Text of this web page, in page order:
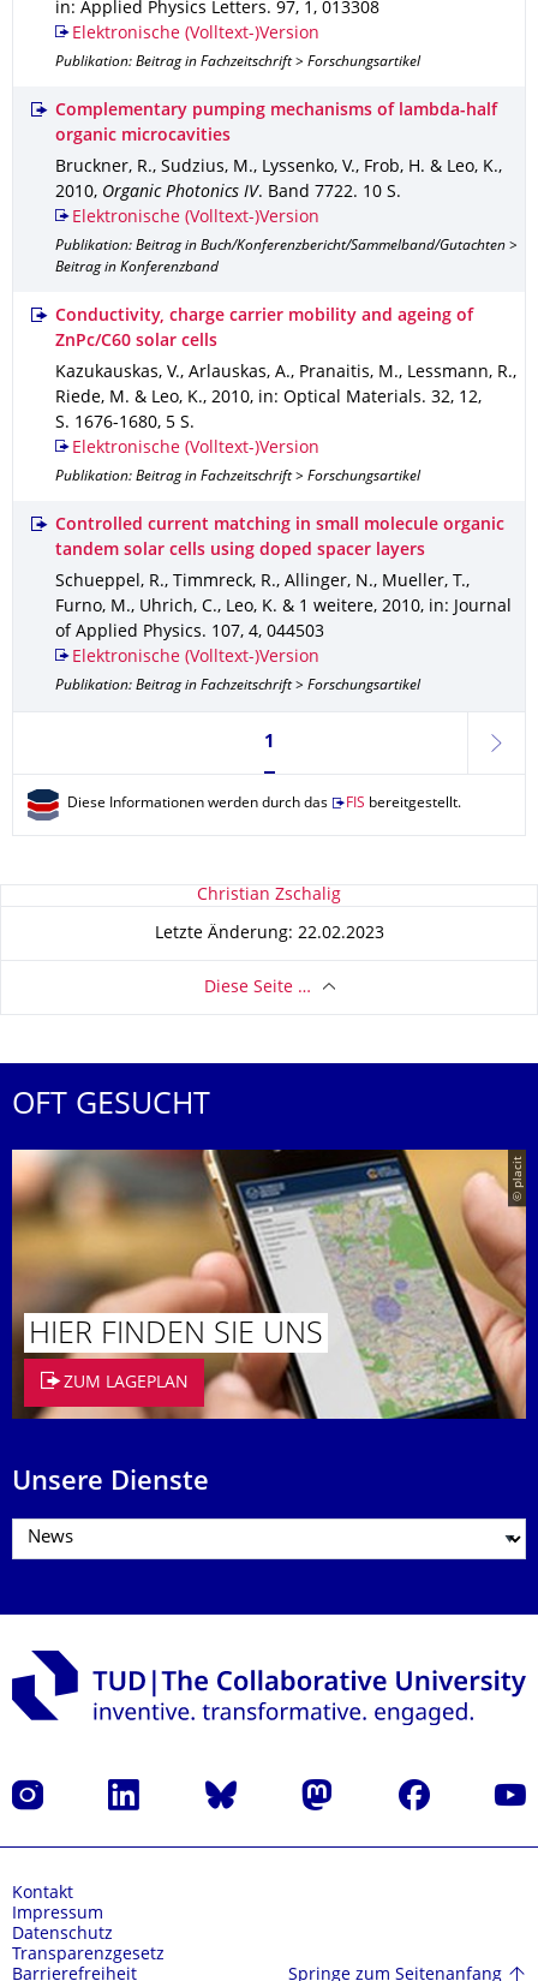
in: Applied Physics Letters. 97, 1 , 013308
Elektronische (Volltext-)Version
Publikation: Beitrag in Fachzeitschrift > Forschungsartikel
Complementary pumping mechanisms of lambda-half
organic microcavities
Bruckner, R., Sudzius, M., Lyssenko, V., Frob, H. & Leo, K.,
2010, Organic Photonics IV. Band 7722. 10 S.
Elektronische (Volltext-)Version
Publikation: Beitrag in Buch/Konferenzbericht/Sammelband/Gutachten >
Beitrag in Konferenzband
Conductivity, charge carrier mobility and ageing of
ZnPc/C60 solar cells
Kazukauskas, V., Arlauskas, A., Pranaitis, M., Lessmann, R.,
Riede, M. & Leo, K., 2010, in: Optical Materials. 32, 12,
S. 1676-1680, 5 S.
Elektronische (Volltext-)Version
Publikation: Beitrag in Fachzeitschrift > Forschungsartikel
Controlled current matching in small molecule organic
tandem solar cells using doped spacer layers
Schueppel, R., Timmreck, R., Allinger, N., Mueller, T.,
Furno, M., Uhrich, C., Leo, K. & 1 weitere, 2010, in: Journal
of Applied Physics. 107, 4, 044503
Elektronische (Volltext-)Version
Publikation: Beitrag in Fachzeitschrift > Forschungsartikel
Seite 1, aktuell ausgewählt
1
weiter
Diese Informationen werden durch das FIS bereitgestellt.
Zu dieser Seite Christian Zschalig
Letzte Änderung: 22.02.2023
Diese Seite …
OFT GESUCHT
© placit
HIER FINDEN SIE UNS
ZUM LAGEPLAN
Unsere Dienste
Instagram LinkedIn Bluesky Mastodon Facebook
Kontakt
Impressum
Datenschutz
Transparenzgesetz
Barrierefreiheit
Springe zum Seitenanfang